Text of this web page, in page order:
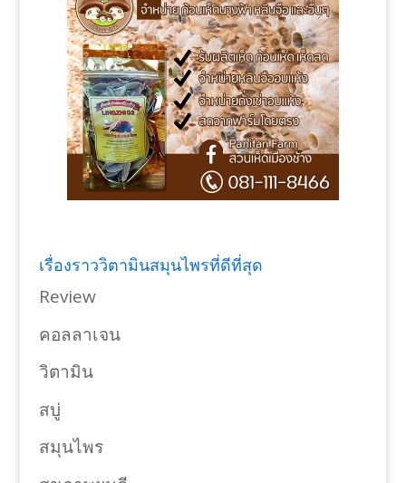
เรื่องราววิตามินสมุนไพรที่ดีที่สุด
Review
คอลลาเจน
วิตามิน
สบู่
สมุนไพร